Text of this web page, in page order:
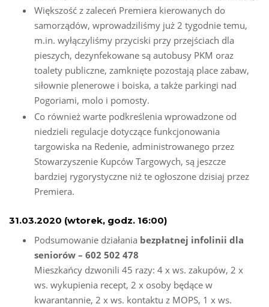
Większość z zaleceń Premiera kierowanych do
samorządów, wprowadziliśmy już 2 tygodnie temu,
m.in. wyłączyliśmy przyciski przy przejściach dla
pieszych, dezynfekowane są autobusy PKM oraz
toalety publiczne, zamknięte pozostają place zabaw,
siłownie plenerowe i boiska, a także parkingi nad
Pogoriami, molo i pomosty.
Co również warte podkreślenia wprowadzone od
niedzieli regulacje dotyczące funkcjonowania
targowiska na Redenie, administrowanego przez
Stowarzyszenie Kupców Targowych, są jeszcze
bardziej rygorystyczne niż te ogłoszone dzisiaj przez
Premiera.
31.03.2020 (wtorek, godz. 16:00)
Podsumowanie działania bezpłatnej infolinii dla
seniorów – 602 502 478
Mieszkańcy dzwonili 45 razy: 4 x ws. zakupów, 2 x
ws. wykupienia recept, 2 x osoby będące w
kwarantannie, 2 x ws. kontaktu z MOPS, 1 x ws.